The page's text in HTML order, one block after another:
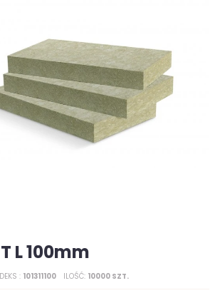
L 100mm
101311100 ILOŚĆ 10000 SZT.